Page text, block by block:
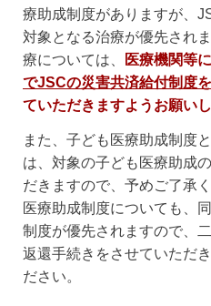
療助成制度がありますが、
対象となる治療が優先され
療については、
医療機関等
でJSCの災害共済給付制度
ていただきますようお願いし
また、子ども医療助成制度
は、対象の子ども医療助成
だきますので、予めご了承
医療助成制度についても、
制度が優先されますので、
返還手続きをさせていただ
ださい。